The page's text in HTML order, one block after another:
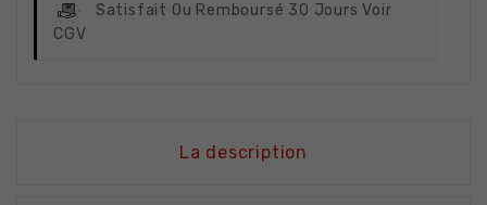
Satisfait Ou Remboursé 30 Jours Voir
CGV
La description